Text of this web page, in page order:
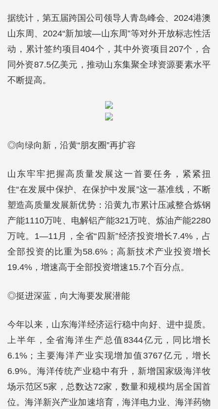
据统计，第五届跨国公司领导人青岛峰会、2024港澳
山东周、2024“新加坡—山东周”等对外开放标志性活
动，累计签约项目404个，其中外资项目207个，合
同外资87.5亿美元，推动山东集聚全球资源要素水平
不断提高。
◎向绿向新，沿黄“朋友圈”再扩容
山东牢牢把握高质量发展这一首要任务，紧紧扭
住“在发展中保护、在保护中发展”这一基准线，不断
塑造高质量发展新优势：沿黄九市累计压减整合炼钢
产能1110万吨、电解铝产能321万吨、炼油产能2280
万吨。1—11月，全省“四新”经济投资增长7.4%，占
全部投资的比重为58.6%；高新技术产业投资增长
19.4%，增速高于全部投资增速15.7个百分点。
◎挺进深蓝，向大海要发展潜能
今年以来，山东海洋经济运行稳中向好、进中提质。
上半年，全省海洋生产总值8344亿元，同比增长
6.1%；主要海洋产业实现增加值3767亿元，增长
6.9%。海洋传统产业稳中有升，新增国家级海洋牧
场示范区5家，总数达72家，数量和规模均居全国首
位。海洋新兴产业加速培育，海洋电力业、海洋药物